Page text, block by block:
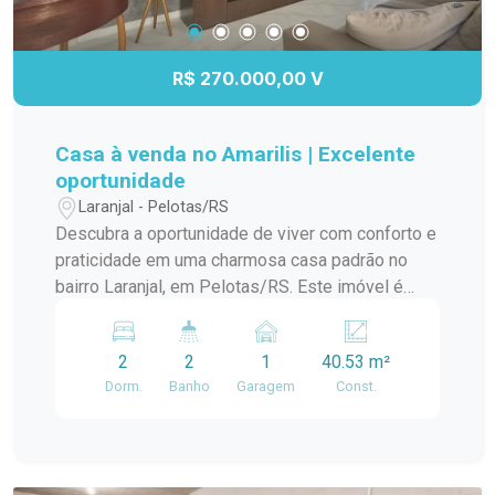
R$ 270.000,00 V
Casa à venda no Amarilis | Excelente
oportunidade
Laranjal - Pelotas/RS
Descubra a oportunidade de viver com conforto e
praticidade em uma charmosa casa padrão no
bairro Laranjal, em Pelotas/RS. Este imóvel é
bem localizado. A casa conta com amplos
ambientes, proporcionando uma ótima circulação
e iluminação natural. A sala de estar é perfeita
2
Dorm.
2
Banho
1
Garagem
40.53 m²
Const.